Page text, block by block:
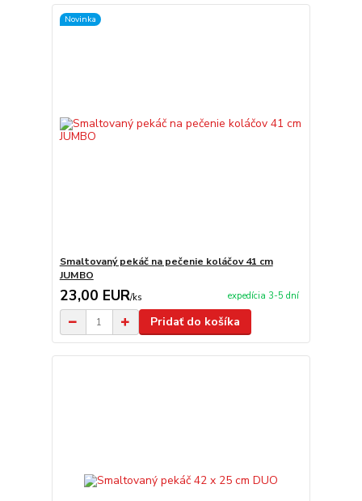
Novinka
Smaltovaný pekáč na pečenie koláčov 41 cm
JUMBO
23,00 EUR/ks expedícia 3-5 dní
Pridať do košíka